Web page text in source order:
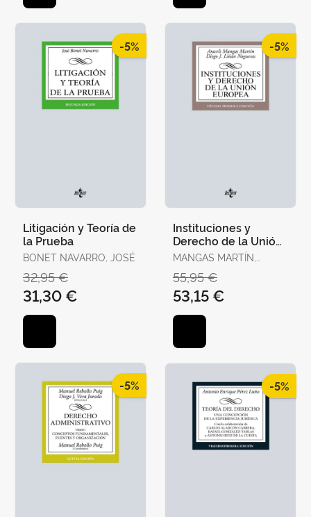
-5%
Litigación y Teoría de
la Prueba
BONET NAVARRO, JOSÉ
32,95 €
31,30 €
-5%
Instituciones y
Derecho de la Unión
Europea
MANGAS MARTÍN,
NOGUERAS, DIEGO J.
55,95 €
53,15 €
-5% -5%